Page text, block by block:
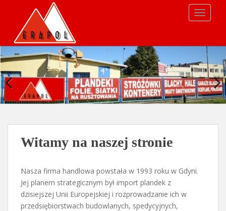
Witamy na naszej stronie
Nasza firma handlowa powstała w 1993 roku w Gdyni.
Jej planem strategicznym był import plandek z
dzisiejszej Unii Europejskiej i rozprowadzanie ich w
przedsiębiorstwach budowlanych, spedycyjnych,